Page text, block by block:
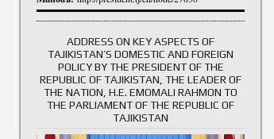
ADDRESS ON KEY ASPECTS OF
TAJIKISTAN’S DOMESTIC AND FOREIGN
POLICY BY THE PRESIDENT OF THE
REPUBLIC OF TAJIKISTAN, THE LEADER OF
THE NATION, H.E. EMOMALI RAHMON TO
THE PARLIAMENT OF THE REPUBLIC OF
TAJIKISTAN